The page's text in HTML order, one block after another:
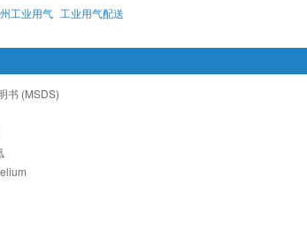
工业用气 工业用气配送
书 (MSDS)